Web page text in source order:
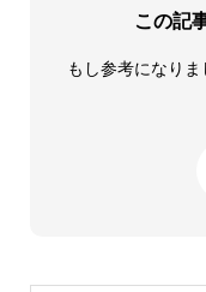
この記
もし参考になり